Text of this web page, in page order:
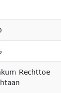
Rechttoe